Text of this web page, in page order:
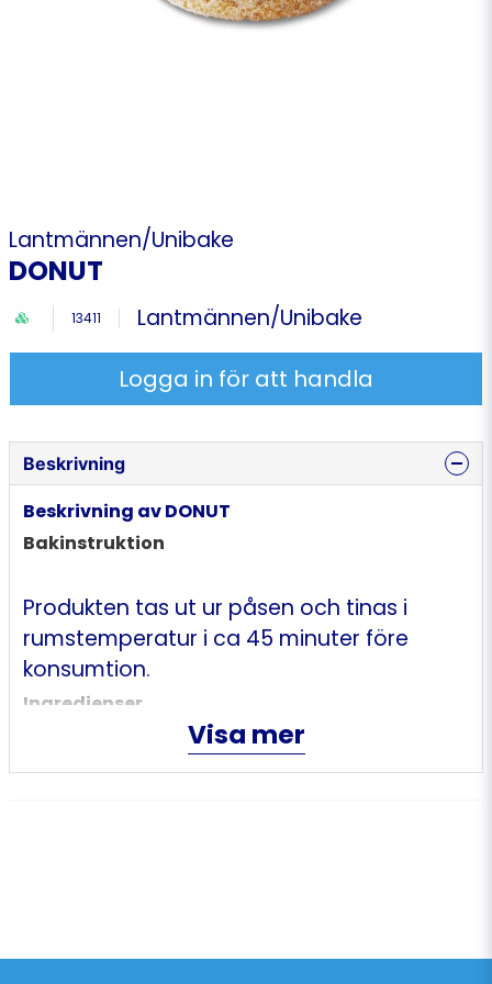
Lantmännen/Unibake
DONUT
13411 Lantmännen/Unibake
Logga in för att handla
Beskrivning
Beskrivning av DONUT
Bakinstruktion
Produkten tas ut ur påsen och tinas i
rumstemperatur i ca 45 minuter före
konsumtion.
Ingredienser
Ingredienser: VETEmjöl, vatten,
ÄGGpulver, mältat VETE, antioxidant
Visa mer